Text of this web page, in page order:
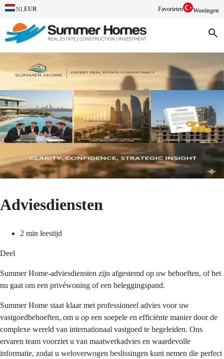
NLEUR Favorieten Woningen
Adviesdiensten
2 min leestijd
Deel
Summer Home-adviesdiensten zijn afgestemd op uw behoeften, of het
nu gaat om een privéwoning of een beleggingspand.
Summer Home staat klaar met professioneel advies voor uw
vastgoedbehoeften, om u op een soepele en efficiënte manier door de
complexe wereld van internationaal vastgoed te begeleiden. Ons
ervaren team voorziet u van maatwerkadvies en waardevolle
informatie, zodat u weloverwogen beslissingen kunt nemen die perfect